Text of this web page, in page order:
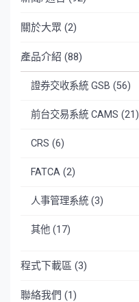
關於大眾 (2)
產品介紹 (88)
證券交收系統 GSB (56)
前台交易系統 CAMS (21)
CRS (6)
FATCA (2)
人事管理系統 (3)
其他 (17)
程式下載區 (3)
聯絡我們 (1)